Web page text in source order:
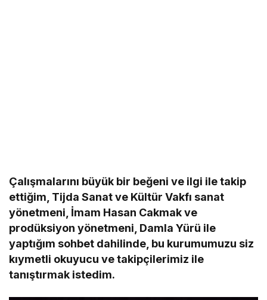
Çalışmalarını büyük bir beğeni ve ilgi ile takip
ettiğim, Tijda Sanat ve Kültür Vakfı sanat
yönetmeni, İmam Hasan Cakmak ve
prodüksiyon yönetmeni, Damla Yürü ile
yaptığım sohbet dahilinde, bu kurumumuzu siz
kıymetli okuyucu ve takipçilerimiz ile
tanıştırmak istedim.